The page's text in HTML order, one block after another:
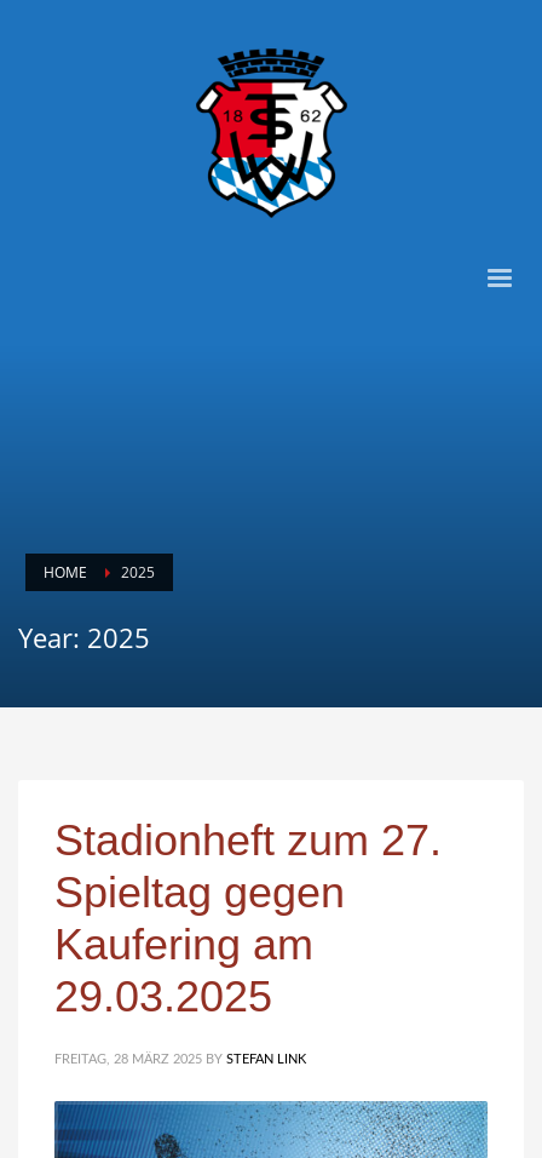
HOME 2025
Year: 2025
Stadionheft zum 27.
Spieltag gegen
Kaufering am
29.03.2025
FREITAG, 28 MÄRZ 2025 BY STEFAN LINK